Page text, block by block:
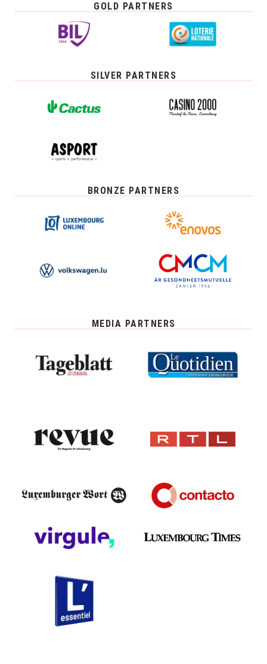
GOLD PARTNERS
SILVER PARTNERS
BRONZE PARTNERS
MEDIA PARTNERS